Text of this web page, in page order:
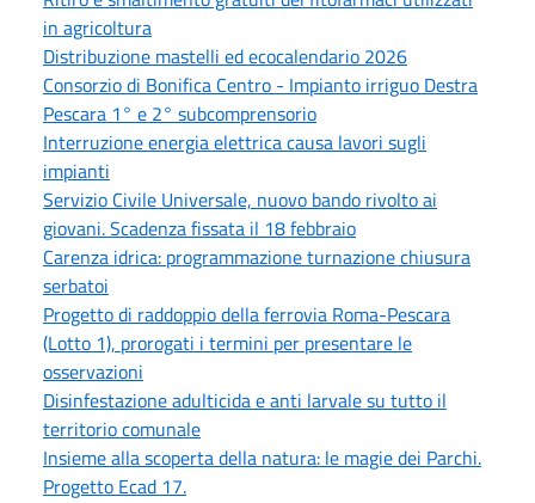
in agricoltura
Distribuzione mastelli ed ecocalendario 2026
Consorzio di Bonifica Centro - Impianto irriguo Destra
Pescara 1° e 2° subcomprensorio
Interruzione energia elettrica causa lavori sugli
impianti
Servizio Civile Universale, nuovo bando rivolto ai
giovani. Scadenza fissata il 18 febbraio
Carenza idrica: programmazione turnazione chiusura
serbatoi
Progetto di raddoppio della ferrovia Roma-Pescara
(Lotto 1), prorogati i termini per presentare le
osservazioni
Disinfestazione adulticida e anti larvale su tutto il
territorio comunale
Insieme alla scoperta della natura: le magie dei Parchi.
Progetto Ecad 17.